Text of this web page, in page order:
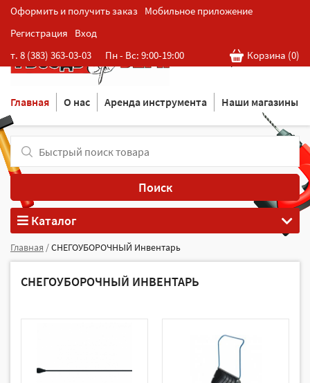
Оформить и получить заказ Мобильное приложение
Регистрация
Вход
т. 8 (383) 363-03-03
Пн - Вс: 9:00-19:00 Корзина (0)
Розничная cеть магазинов
в Новосибирске
Главная О нас Аренда инструмента Наши магазины
Поиск
Каталог
Главная /СНЕГОУБОРОЧНЫЙ Инвентарь
СНЕГОУБОРОЧНЫЙ ИНВЕНТАРЬ